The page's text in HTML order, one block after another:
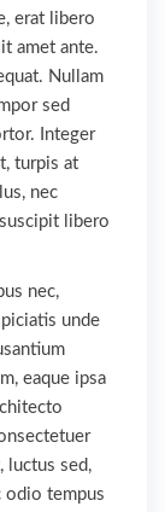
erat libero
amet ante.
Nullam
sed
Integer
turpis at
nec
libero
nec,
unde
eaque ipsa
luctus sed,
odio tempus